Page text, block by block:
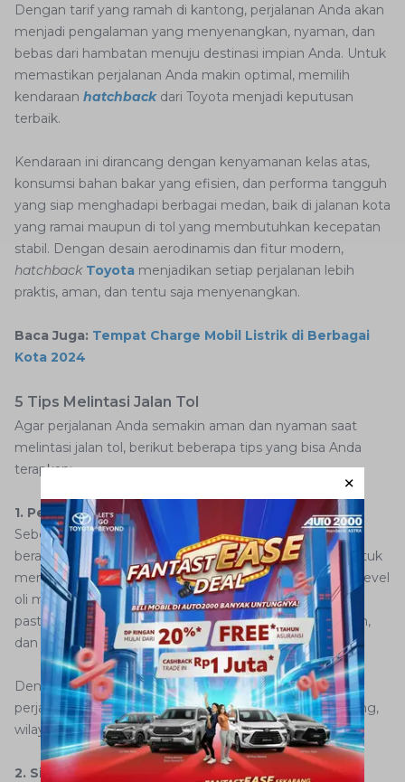
Dengan tarif yang ramah di kantong, perjalanan Anda akan
menjadi pengalaman yang menyenangkan, nyaman, dan
bebas dari hambatan menuju destinasi impian Anda. Untuk
memastikan perjalanan Anda makin optimal, memilih
kendaraan hatchback dari Toyota menjadi keputusan
terbaik.
Kendaraan ini dirancang dengan kenyamanan kelas atas,
konsumsi bahan bakar yang efisien, dan performa tangguh
yang siap menghadapi berbagai medan, baik di jalanan kota
yang ramai maupun di tol yang membutuhkan kecepatan
stabil. Dengan desain aerodinamis dan fitur modern,
hatchback Toyota menjadikan setiap perjalanan lebih
praktis, aman, dan tentu saja menyenangkan.
Baca Juga: Tempat Charge Mobil Listrik di Berbagai
Kota 2024
5 Tips Melintasi Jalan Tol
Agar perjalanan Anda semakin aman dan nyaman saat
melintasi jalan tol, berikut beberapa tips yang bisa Anda
terapkan:
1. Periksa Kondisi Kendaraan sebelum Berangkat
Sebelum memulai perjalanan, pastikan kendaraan Anda
berada dalam kondisi terbaik.Periksa tekanan ban
untuk
memastikan kestabilan saat berkendara di jalur tol, cek level
oli mesin agar performa kendaraan tetap optimal, dan
pastikan semua lampu seperti lampu utama, lampu sein,
dan lampu rem berfungsi dengan baik.
Dengan kendaraan yang prima, risiko gangguan di rute
perjalanan dapat diminimalkan, baik menuju arah Tomang,
wilayah timur, atau daerah lainnya.
2. Siapkan Saldo E-Toll untuk Kemudahan